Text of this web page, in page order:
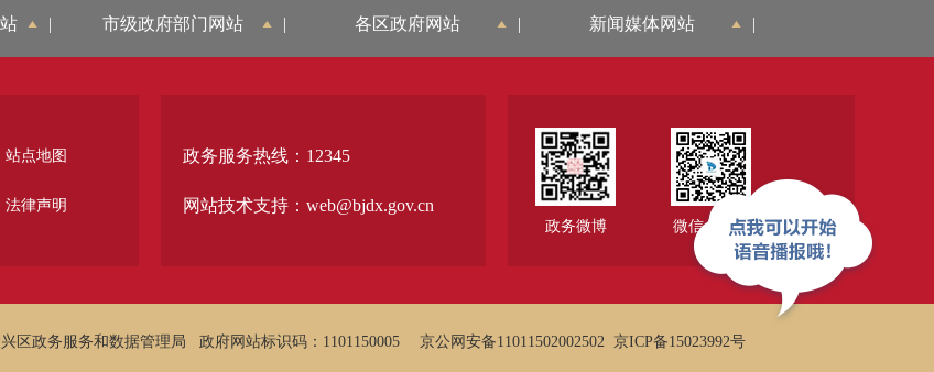
| 市级政府部门网站 | 各区政府网站 | 新闻媒体网站 |
站点地图
法律声明
政务服务热线：12345
网站技术支持：web@bjdx.gov.cn
政务微博 微信公众号
区政务服务和数据管理局 政府网站标识码：1101150005 京公网安备11011502002502 京ICP备15023992号